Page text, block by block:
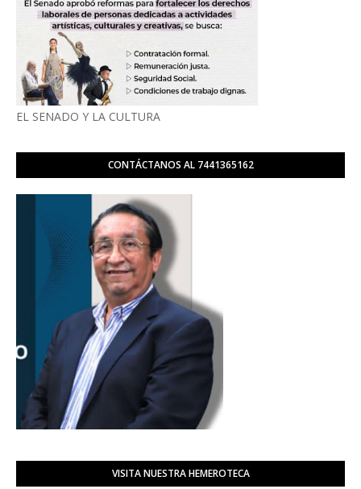
EL SENADO Y LA CULTURA
CONTÁCTANOS AL 7441365162
VISITA NUESTRA HEMEROTECA